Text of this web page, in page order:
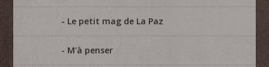
Le petit mag de La Paz
M'à penser